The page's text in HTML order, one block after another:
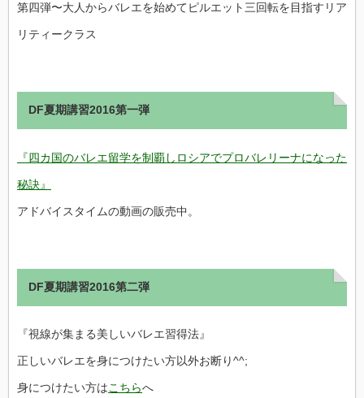
第四弾〜大人からバレエを始めてピルエット三回転を目指すリア
リティークラス
DF夏期講習2016第一弾
『四カ国のバレエ留学を制覇しロシアでプロバレリーナになった
秘訣』
アドバイスタイムの動画の販売中。
DF夏期講習2016第二弾
『視線が集まる美しいバレエ習得法』
正しいバレエを身につけたい方以外お断り^^;
身につけたい方はこちらへ